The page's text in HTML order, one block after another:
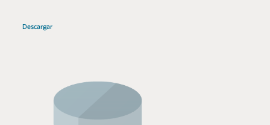
Descargar